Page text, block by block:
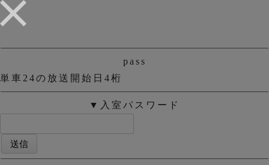
pass
単車24の放送開始日4桁
▼入室パスワード